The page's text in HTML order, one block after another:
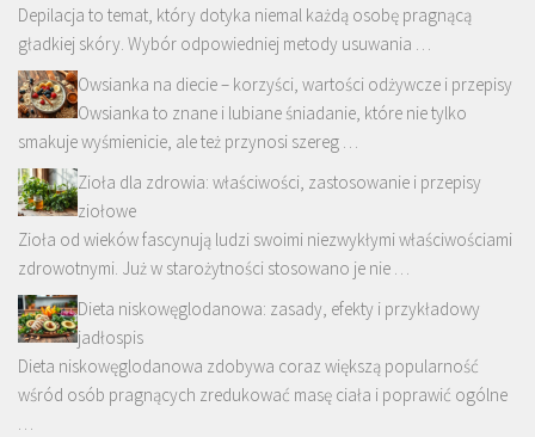
Depilacja to temat, który dotyka niemal każdą osobę pragnącą
gładkiej skóry. Wybór odpowiedniej metody usuwania …
Owsianka na diecie – korzyści, wartości odżywcze i przepisy
Owsianka to znane i lubiane śniadanie, które nie tylko
smakuje wyśmienicie, ale też przynosi szereg …
Zioła dla zdrowia: właściwości, zastosowanie i przepisy
ziołowe
Zioła od wieków fascynują ludzi swoimi niezwykłymi właściwościami
zdrowotnymi. Już w starożytności stosowano je nie …
Dieta niskowęglodanowa: zasady, efekty i przykładowy
jadłospis
Dieta niskowęglodanowa zdobywa coraz większą popularność
wśród osób pragnących zredukować masę ciała i poprawić ogólne
…